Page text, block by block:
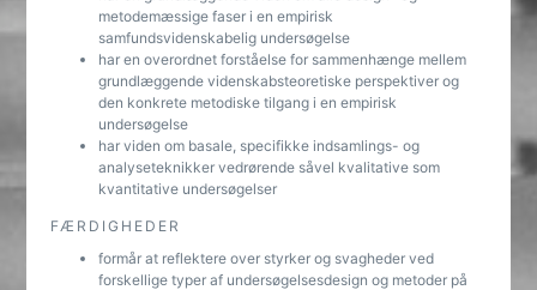
metodemæssige faser i en empirisk
samfundsvidenskabelig undersøgelse
har en overordnet forståelse for sammenhænge mellem
grundlæggende videnskabsteoretiske perspektiver og
den konkrete metodiske tilgang i en empirisk
undersøgelse
har viden om basale, specifikke indsamlings- og
analyseteknikker vedrørende såvel kvalitative som
kvantitative undersøgelser
FÆRDIGHEDER
formår at reflektere over styrker og svagheder ved
forskellige typer af undersøgelsesdesign og metoder på